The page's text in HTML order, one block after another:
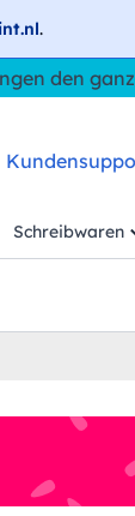
.
den
Schreibwaren